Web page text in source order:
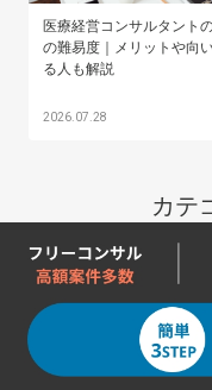
医療経営コンサルタント
の難易度｜メリットや向
る人も解説
2026.07.28
カテ
ブ